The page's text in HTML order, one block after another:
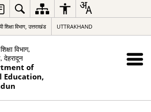
शिक्षा विभाग, उत्तराखंड UTTRAKHAND
विभाग,
देहरादून
of
Education,